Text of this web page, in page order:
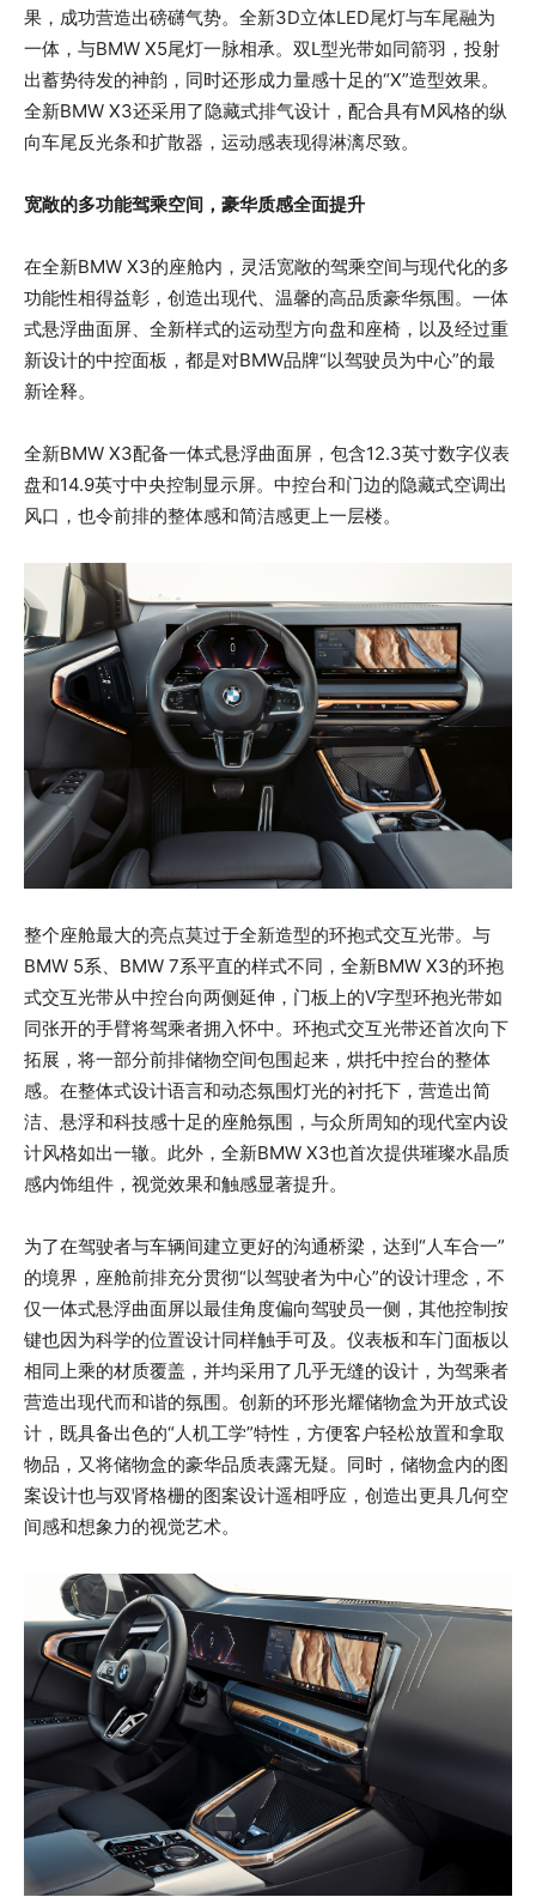
果，成功营造出磅礴气势。全新3D立体LED尾灯与车尾融为
一体，与BMW X5尾灯一脉相承。双L型光带如同箭羽，投射
出蓄势待发的神韵，同时还形成力量感十足的“X”造型效果。
全新BMW X3还采用了隐藏式排气设计，配合具有M风格的纵
向车尾反光条和扩散器，运动感表现得淋漓尽致。
宽敞的多功能驾乘空间，豪华质感全面提升
在全新BMW X3的座舱内，灵活宽敞的驾乘空间与现代化的多
功能性相得益彰，创造出现代、温馨的高品质豪华氛围。一体
式悬浮曲面屏、全新样式的运动型方向盘和座椅，以及经过重
新设计的中控面板，都是对BMW品牌“以驾驶员为中心”的最
新诠释。
全新BMW X3配备一体式悬浮曲面屏，包含12.3英寸数字仪表
盘和14.9英寸中央控制显示屏。中控台和门边的隐藏式空调出
风口，也令前排的整体感和简洁感更上一层楼。
整个座舱最大的亮点莫过于全新造型的环抱式交互光带。与
BMW 5系、BMW 7系平直的样式不同，全新BMW X3的环抱
式交互光带从中控台向两侧延伸，门板上的V字型环抱光带如
同张开的手臂将驾乘者拥入怀中。环抱式交互光带还首次向下
拓展，将一部分前排储物空间包围起来，烘托中控台的整体
感。在整体式设计语言和动态氛围灯光的衬托下，营造出简
洁、悬浮和科技感十足的座舱氛围，与众所周知的现代室内设
计风格如出一辙。此外，全新BMW X3也首次提供璀璨水晶质
感内饰组件，视觉效果和触感显著提升。
为了在驾驶者与车辆间建立更好的沟通桥梁，达到“人车合一”
的境界，座舱前排充分贯彻“以驾驶者为中心”的设计理念，不
仅一体式悬浮曲面屏以最佳角度偏向驾驶员一侧，其他控制按
键也因为科学的位置设计同样触手可及。仪表板和车门面板以
相同上乘的材质覆盖，并均采用了几乎无缝的设计，为驾乘者
营造出现代而和谐的氛围。创新的环形光耀储物盒为开放式设
计，既具备出色的“人机工学”特性，方便客户轻松放置和拿取
物品，又将储物盒的豪华品质表露无疑。同时，储物盒内的图
案设计也与双肾格栅的图案设计遥相呼应，创造出更具几何空
间感和想象力的视觉艺术。